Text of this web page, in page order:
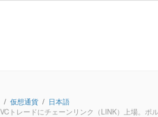
仮想通貨
日本語
トレードにチェーンリンク（LINK）上場。